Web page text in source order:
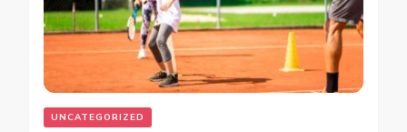
UNCATEGORIZED